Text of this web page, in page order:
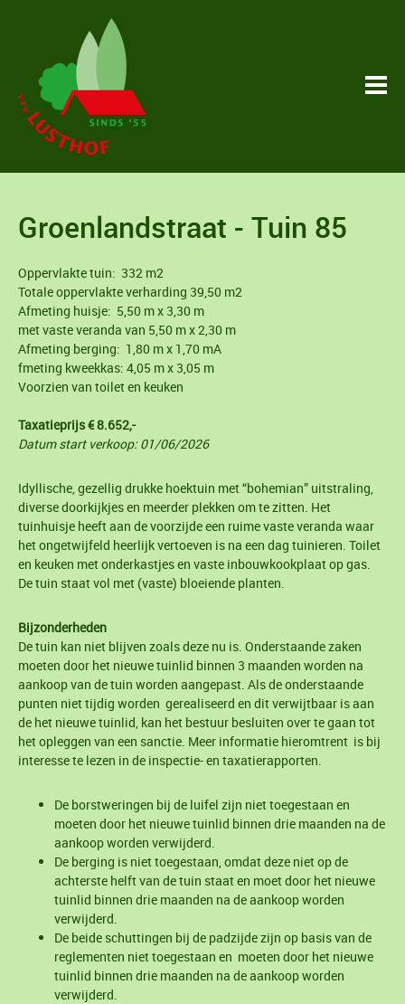
Groenlandstraat - Tuin 85
Oppervlakte tuin: 332 m2
Totale oppervlakte verharding 39,50 m2
Afmeting huisje: 5,50 m x 3,30 m
met vaste veranda van 5,50 m x 2,30 m
Afmeting berging: 1,80 m x 1,70 mA
fmeting kweekkas: 4,05 m x 3,05 m
Voorzien van toilet en keuken
Taxatieprijs € 8.652,-
Datum start verkoop: 01/06/2026
Idyllische, gezellig drukke hoektuin met “bohemian” uitstraling,
diverse doorkijkjes en meerder plekken om te zitten. Het
tuinhuisje heeft aan de voorzijde een ruime vaste veranda waar
het ongetwijfeld heerlijk vertoeven is na een dag tuinieren. Toilet
en keuken met onderkastjes en vaste inbouwkookplaat op gas.
De tuin staat vol met (vaste) bloeiende planten.
Bijzonderheden
De tuin kan niet blijven zoals deze nu is. Onderstaande zaken
moeten door het nieuwe tuinlid binnen 3 maanden worden na
aankoop van de tuin worden aangepast. Als de onderstaande
punten niet tijdig worden gerealiseerd en dit verwijtbaar is aan
de het nieuwe tuinlid, kan het bestuur besluiten over te gaan tot
het opleggen van een sanctie. Meer informatie hieromtrent is bij
interesse te lezen in de inspectie- en taxatierapporten.
De borstweringen bij de luifel zijn niet toegestaan en
moeten door het nieuwe tuinlid binnen drie maanden na de
aankoop worden verwijderd.
De berging is niet toegestaan, omdat deze niet op de
achterste helft van de tuin staat en moet door het nieuwe
tuinlid binnen drie maanden na de aankoop worden
verwijderd.
De beide schuttingen bij de padzijde zijn op basis van de
reglementen niet toegestaan en moeten door het nieuwe
tuinlid binnen drie maanden na de aankoop worden
verwijderd.